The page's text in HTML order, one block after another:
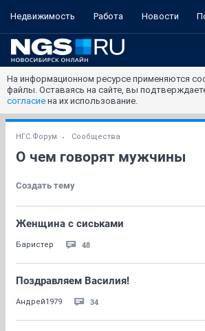
Недвижимость Работа Новости
На информационном ресурсе применяются
файлы. Оставаясь на сайте, вы
согласие на их использование.
НГС.Форум Сообщества
О чем говорят мужчины
Создать тему
Женщина с сиськами
Баристер 48
Поздравляем Василия!
Андрей1979 34